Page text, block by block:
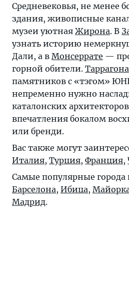
Средневековья, не менее
здания, живописные
музеи уютная Жирона. В
узнать историю
Дали, а в Монсеррате —
горной обители. Таррагона
памятников с «тэгом»
непременно нужно
каталонских
впечатления бокалом
или бренди.
Вас также могут
Италия, Турция, Франция,
Самые популярные города
Барселона, Ибица,
Мадрид.